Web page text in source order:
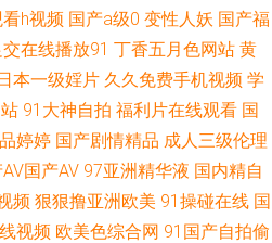
欧美日本国产 伊人狠狠极品综合 熟女露
91大神成人电影 少妇黑料 操碰视频91
成人黄色电影网址 美女网站18 人人操人
娱乐首页 国产人妖ts 超碰人人肏 婷婷五
h视频 国产a级0 变性人妖 国产福
交在线播放91 丁香五月色网站 黄
本一级婬片 久久免费手机视频 学
91大神自拍 福利片在线观看 国
婷婷 国产剧情精品 成人三级伦理
国产AV 97亚洲精华液 国内精自
频 狠狠撸亚洲欧美 91操碰在线 国
视频 欧美色综合网 91国产自拍偷